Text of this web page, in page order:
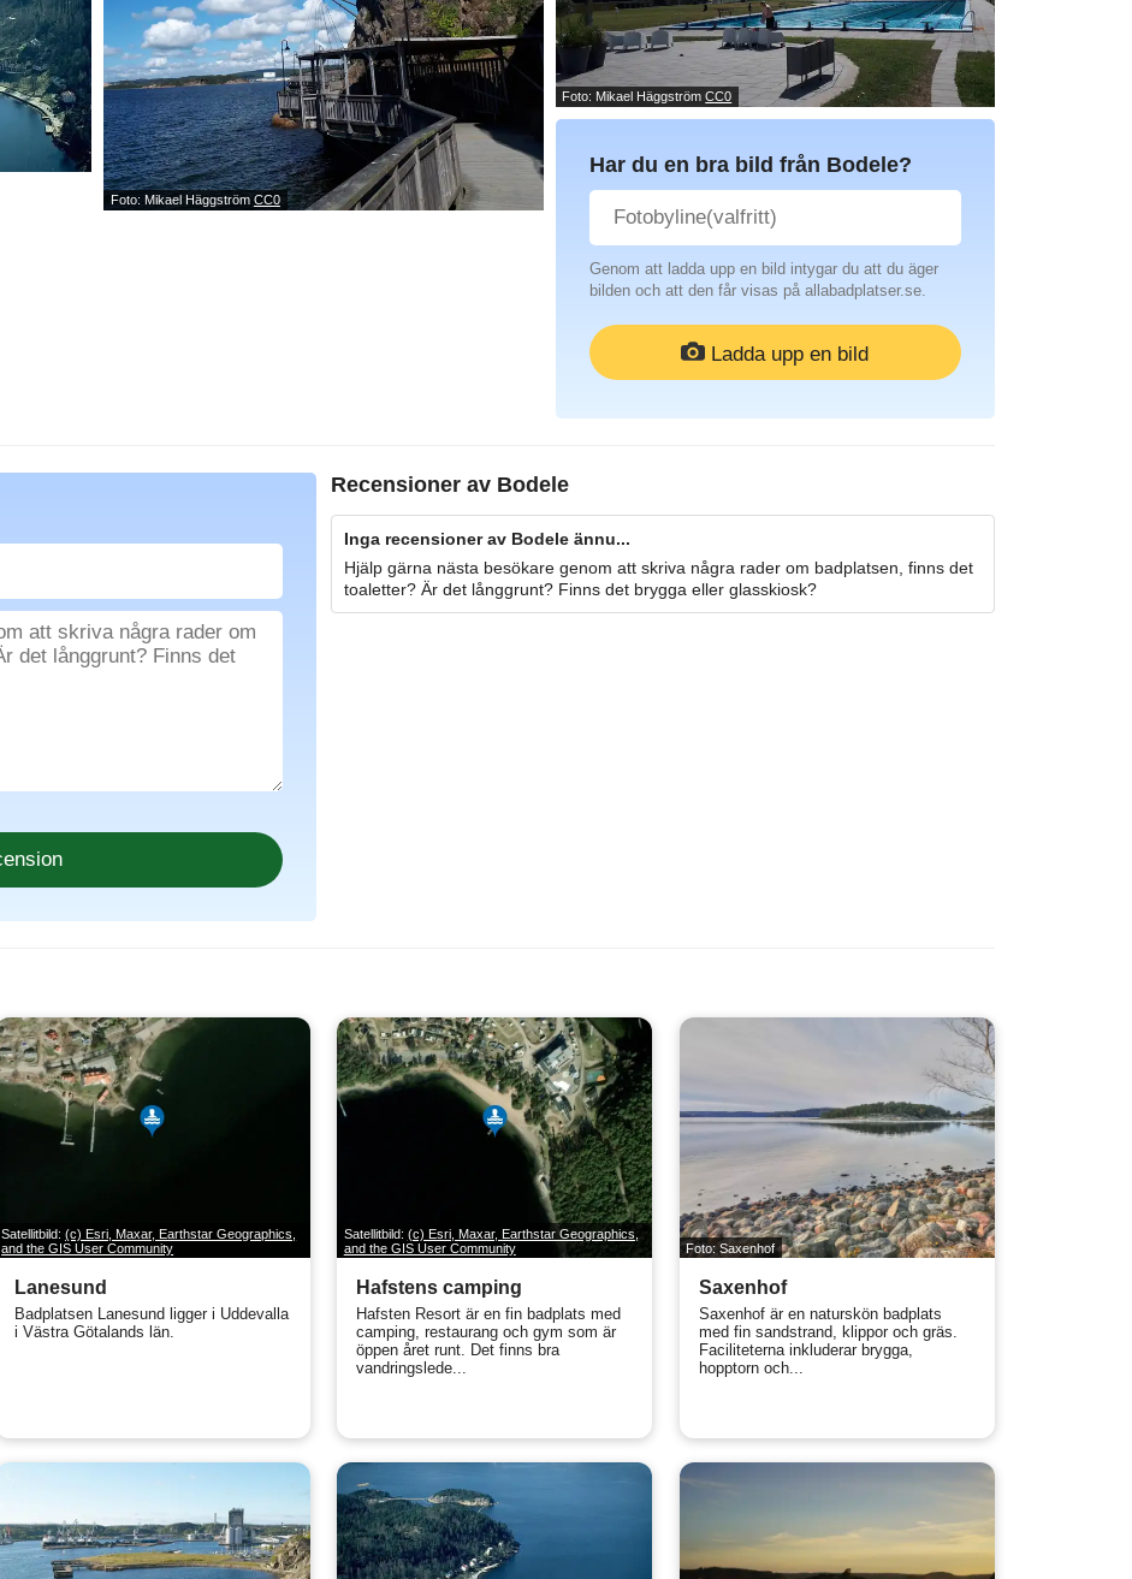
Foto: Mikael Häggström CC0
Foto: Mikael HäggströmCC0
Har du en bra bild från Bodele?
Genom att ladda upp en bild intygar du att du äger
bilden och att den får visas på allabadplatser.se.
Ladda upp en bild
Recensioner av Bodele
Inga recensioner av Bodele ännu...
Hjälp gärna nästa besökare genom att skriva några rader om badplatsen, finns det
toaletter? Är det långgrunt? Finns det brygga eller glasskiosk?
Satellitbild:(c) Esri, Maxar, Earthstar Geographics,
and the GIS User Community
Lanesund
Badplatsen Lanesund ligger i Uddevalla
i Västra Götalands län.
Satellitbild: (c) Esri, Maxar, Earthstar Geographics,
and the GIS User Community
Hafstens camping
Hafsten Resort är en fin badplats med
camping, restaurang och gym som är
öppen året runt. Det finns bra
vandringslede...
Foto: Saxenhof
Saxenhof
Saxenhof är en naturskön badplats
med fin sandstrand, klippor och gräs.
Faciliteterna inkluderar brygga,
hopptorn och...